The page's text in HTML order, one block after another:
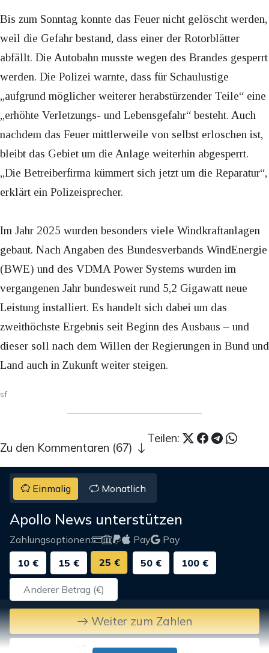
Bis zum Sonntag konnte das Feuer nicht gelöscht werden,
weil die Gefahr bestand, dass einer der Rotorblätter
abfällt. Die Autobahn musste wegen des Brandes gesperrt
werden. Die Polizei warnte, dass für Schaulustige
„aufgrund möglicher weiterer herabstürzender Teile“ eine
„erhöhte Verletzungs- und Lebensgefahr“ besteht. Auch
nachdem das Feuer mittlerweile von selbst erloschen ist,
bleibt das Gebiet um die Anlage weiterhin abgesperrt.
„Die Betreiberfirma kümmert sich jetzt um die Reparatur“,
erklärt ein Polizeisprecher.
Im Jahr 2025 wurden besonders viele Windkraftanlagen
gebaut. Nach Angaben des Bundesverbands WindEnergie
(BWE) und des VDMA Power Systems wurden im
vergangenen Jahr bundesweit rund 5,2 Gigawatt neue
Leistung installiert. Es handelt sich dabei um das
zweithöchste Ergebnis seit Beginn des Ausbaus – und
dieser soll nach dem Willen der Regierungen in Bund und
Land auch in Zukunft weiter steigen.
sf
Teilen:
Zu den Kommentaren (67)
Einmalig Monatlich
Apollo News unterstützen
Zahlungsoptionen: Pay
Pay
10 €
15 € 25 € 50 € 100 €
Weiter zum Zahlen